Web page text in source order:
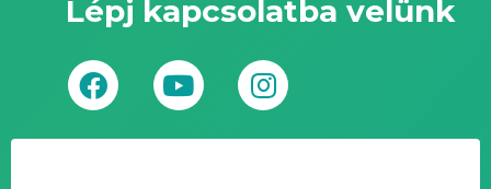
Lépj kapcsolatba velünk